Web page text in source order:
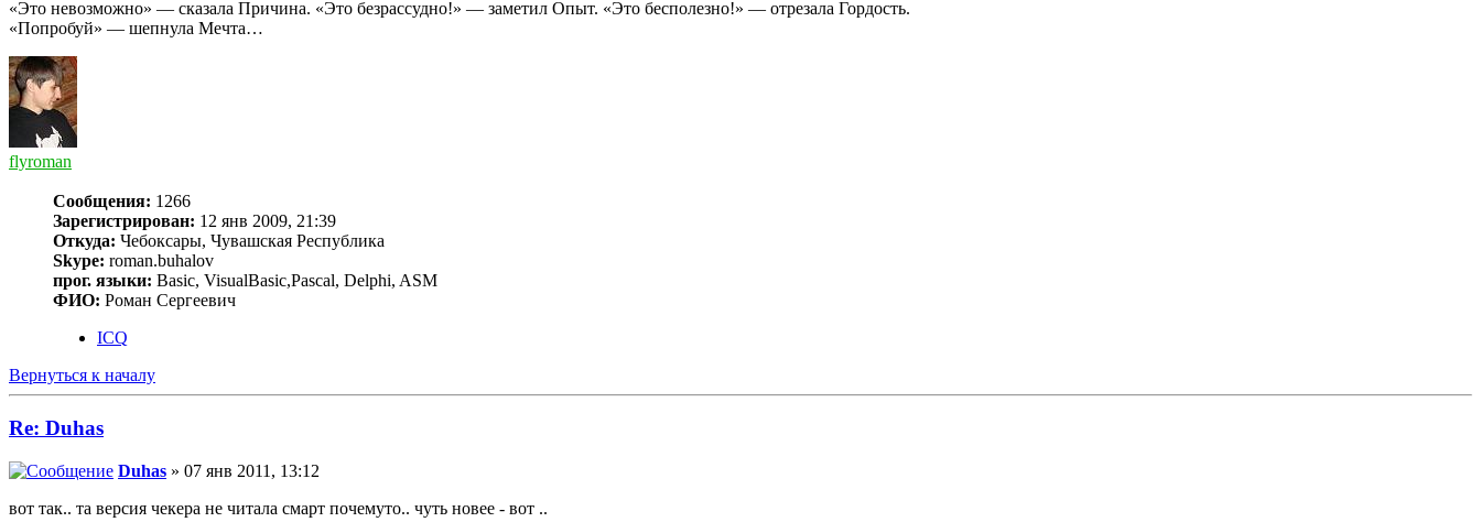
«Это невозможно» — сказала Причина. «Это безрассудно!» — заметил Опыт. «Это бесполезно!» — отрезала Гордость.
«Попробуй» — шепнула Мечта…
flyroman
Сообщения: 1266
Зарегистрирован: 12 янв 2009, 21:39
Откуда: Чебоксары, Чувашская Республика
Skype: roman.buhalov
прог. языки: Basic, VisualBasic,Pascal, Delphi, ASM
ФИО: Роман Сергеевич
ICQ
Вернуться к началу
Re: Duhas
Duhas » 07 янв 2011, 13:12
вот так.. та версия чекера не читала смарт почемуто.. чуть новее - вот ..